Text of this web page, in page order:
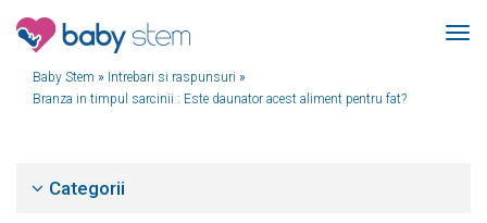
Baby Stem » Intrebari si raspunsuri »
Branza in timpul sarcinii : Este daunator acest aliment pentru fat?
Categorii